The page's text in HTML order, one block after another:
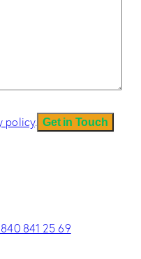
policy.
840 841 25 69